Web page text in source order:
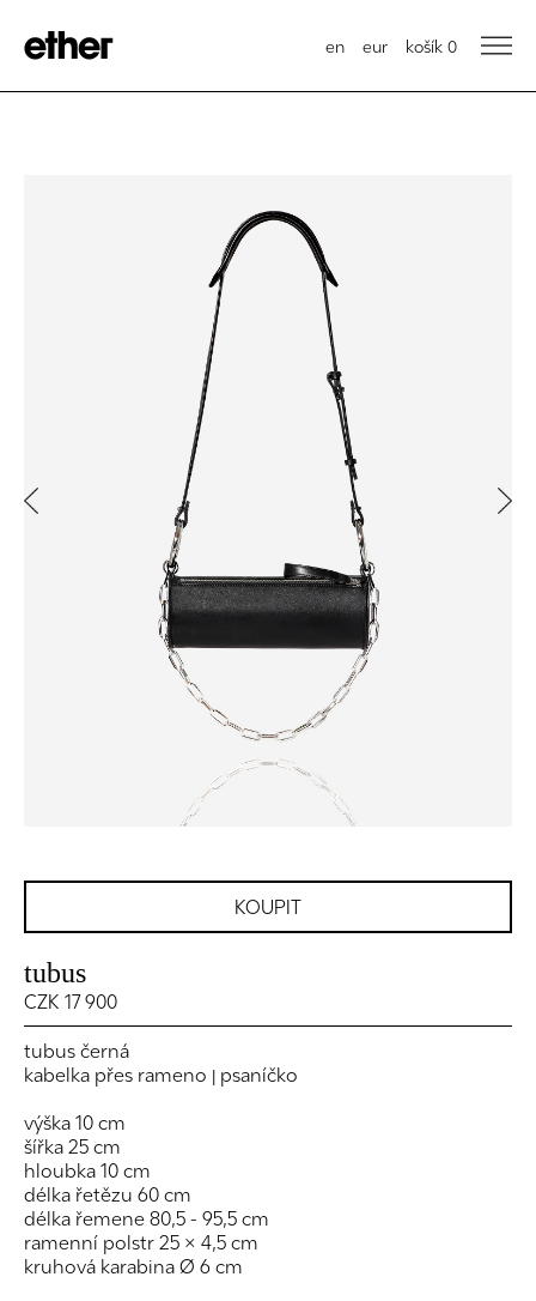
en eur košík 0
Previous
KOUPIT
tubus
CZK 17 900
tubus černá
kabelka přes rameno
psaníčko
výška 10 cm
šířka 25 cm
hloubka 10 cm
délka řetězu 60 cm
délka řemene 80,5 - 95,5 cm
ramenní polstr 25 × 4,5 cm
kruhová karabina Ø 6 cm